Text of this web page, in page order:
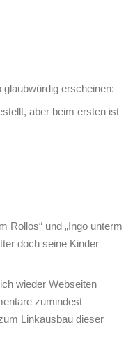
erscheinen:
aber beim ersten ist
Rollos“ und „Ingo unterm
doch seine Kinder
wieder Webseiten
zumindest
Linkausbau dieser